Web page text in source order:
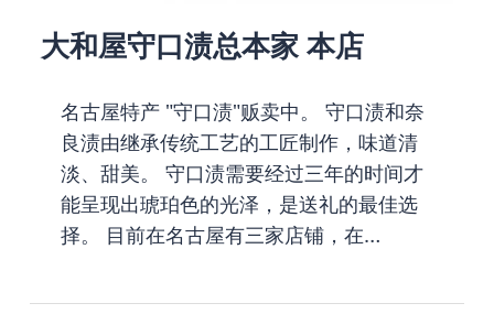
大和屋守口渍总本家 本店
名古屋特产 "守口渍"贩卖中。 守口渍和奈
良渍由继承传统工艺的工匠制作，味道清
淡、甜美。 守口渍需要经过三年的时间才
能呈现出琥珀色的光泽，是送礼的最佳选
择。 目前在名古屋有三家店铺，在…